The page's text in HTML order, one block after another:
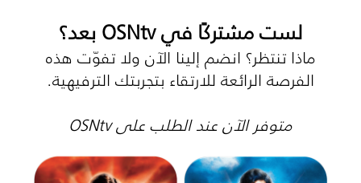
لست مشتركًا في OSNtv بعد؟
ماذا تنتظر؟ انضم إلينا الآن ولا تفوّت هذه
الفرصة الرائعة للارتقاء بتجربتك الترفيهية.
متوفر الآن عند الطلب على OSNtv